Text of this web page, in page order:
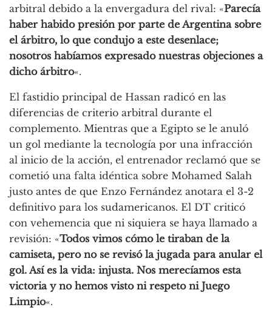
arbitral debido a la envergadura del rival: «Parecía
haber habido presión por parte de Argentina sobre
el árbitro, lo que condujo a este desenlace;
nosotros habíamos expresado nuestras objeciones a
dicho árbitro«.
El fastidio principal de Hassan radicó en las
diferencias de criterio arbitral durante el
complemento. Mientras que a Egipto se le anuló
un gol mediante la tecnología por una infracción
al inicio de la acción, el entrenador reclamó que se
cometió una falta idéntica sobre Mohamed Salah
justo antes de que Enzo Fernández anotara el 3-2
definitivo para los sudamericanos. El DT criticó
con vehemencia que ni siquiera se haya llamado a
revisión: «Todos vimos cómo le tiraban de la
camiseta, pero no se revisó la jugada para anular el
gol. Así es la vida: injusta. Nos merecíamos esta
victoria y no hemos visto ni respeto ni Juego
Limpio«.